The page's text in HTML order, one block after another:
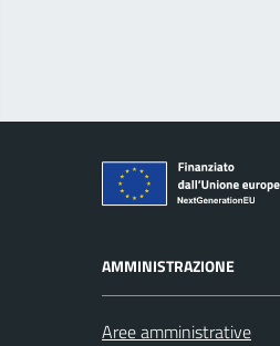
AMMINISTRAZIONE
Aree amministrative